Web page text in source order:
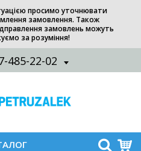
просимо уточнювати
замовлення. Також
замовлень можуть
за розуміння!
485-22-02